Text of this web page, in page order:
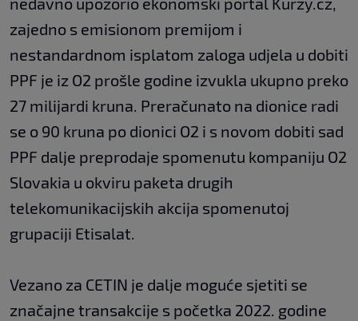
zajedno s emisionom premijom i
nestandardnom isplatom zaloga udjela u dobiti
PPF je iz O2 prošle godine izvukla ukupno preko
27 milijardi kruna. Preračunato na dionice radi
se o 90 kruna po dionici O2 i s novom dobiti sad
PPF dalje preprodaje spomenutu kompaniju O2
Slovakia u okviru paketa drugih
telekomunikacijskih akcija spomenutoj
grupaciji Etisalat.
Vezano za CETIN je dalje moguće sjetiti se
značajne transakcije s početka 2022. godine